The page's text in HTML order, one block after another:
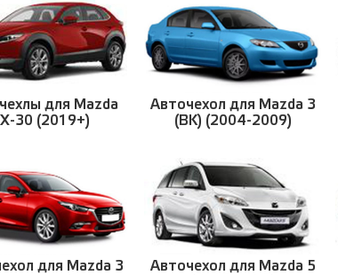
для Mazda
30 (2019+)
Авточехол для Mazda 3
(BK) (2004-2009)
для Mazda 3
Авточехол для Mazda 5